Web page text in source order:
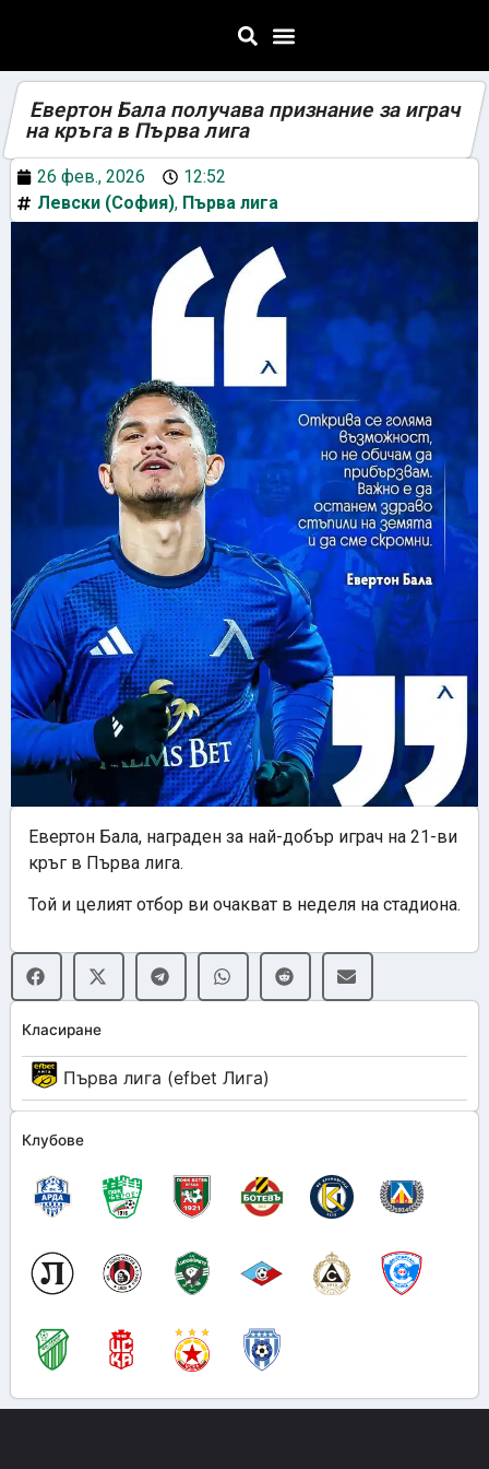
Класиране
Първа лига (efbet Лига)
Клубове
Евертон Бала получава признание за играч
на кръга в Първа лига
26 фев., 2026
12:52
Левски (София), Първа лига
Евертон Бала, награден за най-добър играч на 21-ви
кръг в Първа лига.
Той и целият отбор ви очакват в неделя на стадиона.